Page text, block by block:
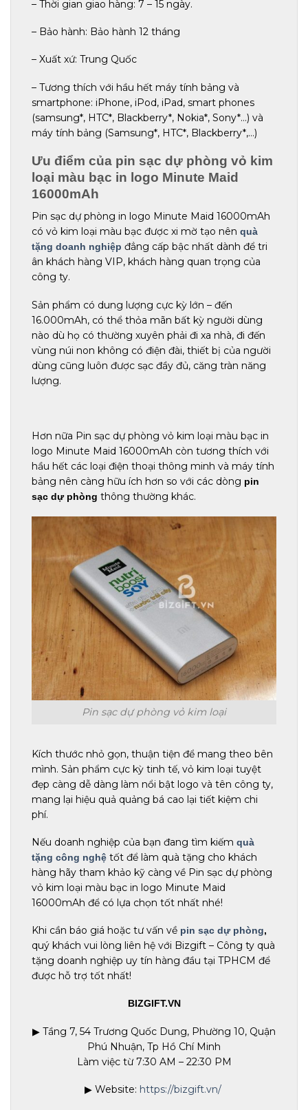
– Thời gian giao hàng: 7 – 15 ngày.
– Bảo hành: Bảo hành 12 tháng
– Xuất xứ: Trung Quốc
– Tương thích với hầu hết máy tính bảng và
smartphone: iPhone, iPod, iPad, smart phones
(samsung*, HTC*, Blackberry*, Nokia*, Sony*…) và
máy tính bảng (Samsung*, HTC*, Blackberry*,…)
Ưu điểm của pin sạc dự phòng vỏ kim
loại màu bạc in logo Minute Maid
16000mAh
Pin sạc dự phòng in logo Minute Maid 16000mAh
có vỏ kim loại màu bạc được xi mờ tạo nên quà
tặng doanh nghiệp đẳng cấp bậc nhất dành để tri
ân khách hàng VIP, khách hàng quan trọng của
công ty.
Sản phẩm có dung lượng cực kỳ lớn – đến
16.000mAh, có thể thỏa mãn bất kỳ người dùng
nào dù họ có thường xuyên phải đi xa nhà, đi đến
vùng núi non không có điện đài, thiết bị của người
dùng cũng luôn được sạc đầy đủ, căng tràn năng
lượng.
Hơn nữa Pin sạc dự phòng vỏ kim loại màu bạc in
logo Minute Maid 16000mAh còn tương thích với
hầu hết các loại điện thoại thông minh và máy tính
bảng nên càng hữu ích hơn so với các dòng pin
sạc dự phòng thông thường khác.
Pin sạc dự phòng vỏ kim loại
Kích thước nhỏ gọn, thuận tiện để mang theo bên
mình. Sản phẩm cực kỳ tinh tế, vỏ kim loại tuyệt
đẹp càng dễ dàng làm nổi bật logo và tên công ty,
mang lại hiệu quả quảng bá cao lại tiết kiệm chi
phí.
Nếu doanh nghiệp của bạn đang tìm kiếm quà
tặng công nghệ tốt để làm quà tặng cho khách
hàng hãy tham khảo kỹ càng về Pin sạc dự phòng
vỏ kim loại màu bạc in logo Minute Maid
16000mAh để có lựa chọn tốt nhất nhé!
Khi cần báo giá hoặc tư vấn về pin sạc dự phòng,
quý khách vui lòng liên hệ với Bizgift – Công ty quà
tặng doanh nghiệp uy tín hàng đầu tại TPHCM để
được hỗ trợ tốt nhất!
BIZGIFT.VN
▶ Tầng 7, 54 Trương Quốc Dung, Phường 10, Quận
Phú Nhuận, Tp Hồ Chí Minh
Làm việc từ 7:30 AM – 22:30 PM
▶ Website: https://bizgift.vn/